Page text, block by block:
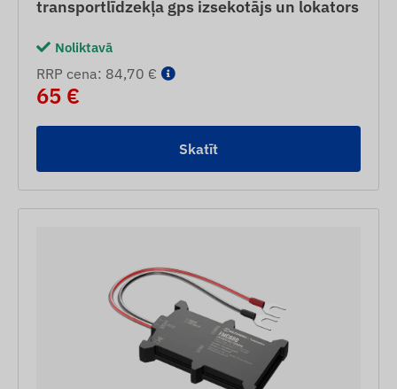
transportlīdzekļa gps izsekotājs un lokators
Noliktavā
RRP cena: 84,70 €
65 €
Skatīt